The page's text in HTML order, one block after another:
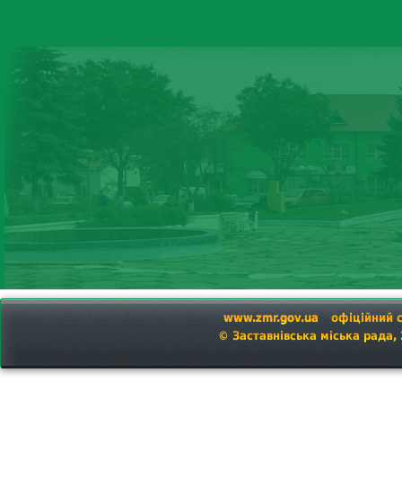
www.zmr.gov.ua
офіційний
© Заставнівська міська рада,